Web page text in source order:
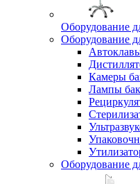
Оборудование
Оборудование
Камеры
Лампы
Оборудование